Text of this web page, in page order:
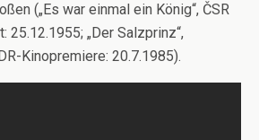
(„Es war einmal ein König“, ČSR
25.12.1955; „Der Salzprinz“,
Kinopremiere: 20.7.1985).